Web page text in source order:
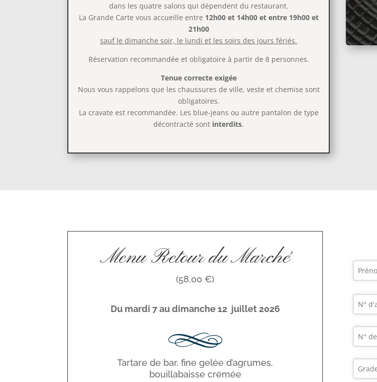
dans les quatre salons qui dépendent du restaurant.
La Grande Carte vous accueille entre 12h00 et 14h00 et entre 19h00 et
21h00
sauf le dimanche soir, le lundi et les soirs des jours fériés.
Réservation recommandée et obligatoire à partir de 8 personnes.
Tenue correcte exigée
Nous vous rappelons que les chaussures de ville, veste et chemise sont
obligatoires.
La cravate est recommandée. Les blue-jeans ou autre pantalon de type
décontracté sont interdits.
Menu Retour du Marché
(58,00 €)
Du mardi 7 au dimanche 12 juillet 2026
Tartare de bar, fine gelée d’agrumes,
bouillabaisse crémée